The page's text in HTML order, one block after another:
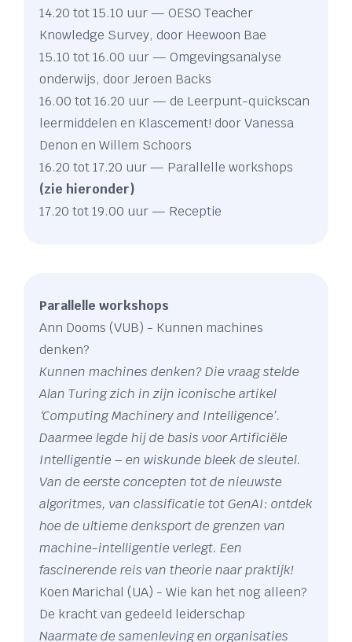
14.20 tot 15.10 uur — OESO Teacher
Knowledge Survey, door Heewoon Bae
15.10 tot 16.00 uur — Omgevingsanalyse
onderwijs, door Jeroen Backs
16.00 tot 16.20 uur — de Leerpunt-quickscan
leermiddelen en Klascement! door Vanessa
Denon en Willem Schoors
16.20 tot 17.20 uur — Parallelle workshops
(zie hieronder)
17.20 tot 19.00 uur — Receptie
Parallelle workshops
Ann Dooms (VUB) - Kunnen machines
denken?
Kunnen machines denken? Die vraag stelde
Alan Turing zich in zijn iconische artikel
‘Computing Machinery and Intelligence’.
Daarmee legde hij de basis voor Artificiële
Intelligentie – en wiskunde bleek de sleutel.
Van de eerste concepten tot de nieuwste
algoritmes, van classificatie tot GenAI: ontdek
hoe de ultieme denksport de grenzen van
machine-intelligentie verlegt. Een
fascinerende reis van theorie naar praktijk!
Koen Marichal (UA) - Wie kan het nog alleen?
De kracht van gedeeld leiderschap
Naarmate de samenleving en organisaties